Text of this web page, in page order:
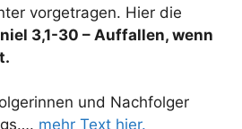
vorgetragen. Hier die
3,1-30 – Auffallen, wenn
und Nachfolger
mehr Text hier.